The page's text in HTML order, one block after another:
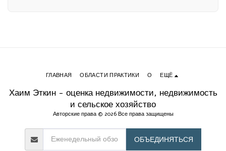
Хаим Эткин - оценка недвижимости, недвижимость
и сельское хозяйство
Авторские права © 2026 Все права защищены
ГЛАВНАЯ ОБЛАСТИ ПРАКТИКИ О ЕЩЁ
ОБЪЕДИНЯТЬСЯ